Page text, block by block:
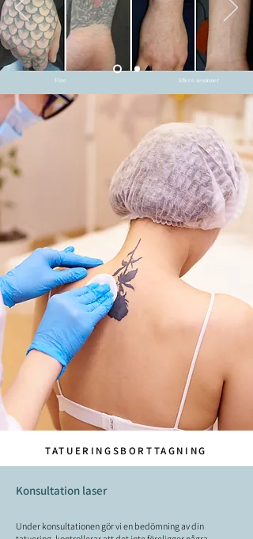
Före Efter 6 sessioner
TATUERINGSBORTTAGNING
Konsultation laser
Under konsultationen gör vi en bedömning av din